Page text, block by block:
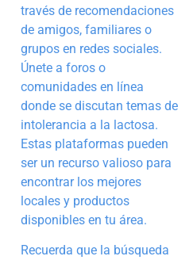
través de recomendaciones
de amigos, familiares o
grupos en redes sociales.
Únete a foros o
comunidades en línea
donde se discutan temas de
intolerancia a la lactosa.
Estas plataformas pueden
ser un recurso valioso para
encontrar los mejores
locales y productos
disponibles en tu área.
Recuerda que la búsqueda